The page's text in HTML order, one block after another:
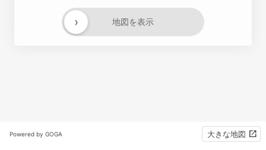
地図を表示
›
Powered by GOGA 大きな地図